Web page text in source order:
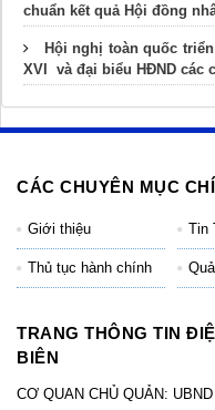
chuẩn kết quả Hội đồng
Hội nghị toàn quốc
XVI và đại biểu HĐND các
CÁC CHUYÊN MỤC
Giới thiệu Tin
Thủ tục hành chính
TRANG THÔNG TIN
BIÊN
CƠ QUAN CHỦ QUẢN: